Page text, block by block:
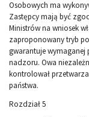
Osobowych ma
Zastępcy mają być
Ministrów na wniosek
zaproponowany tryb
gwarantuje wymaganej
nadzoru. Owa
kontrolował
państwa.
Rozdział 5